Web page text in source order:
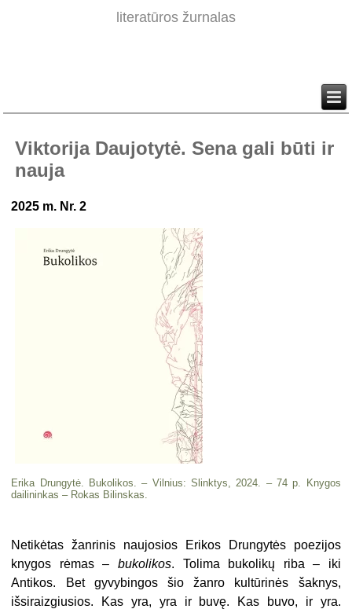
literatūros žurnalas
Viktorija Daujotytė. Sena gali būti ir
nauja
2025 m. Nr. 2
Erika Drungytė. Bukolikos. – Vilnius: Slinktys, 2024. – 74 p. Knygos
dailininkas – Rokas Bilinskas.
Netikėtas žanrinis naujosios Erikos Drungytės poezijos
knygos rėmas – bukolikos. Tolima bukolikų riba – iki
Antikos. Bet gyvybingos šio žanro kultūrinės šaknys,
išsiraizgiusios. Kas yra, yra ir buvę. Kas buvo, ir yra.